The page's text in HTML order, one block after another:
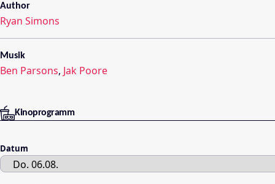
Author
Ryan Simons
Musik
Ben Parsons, Jak Poore
Kinoprogramm
Datum